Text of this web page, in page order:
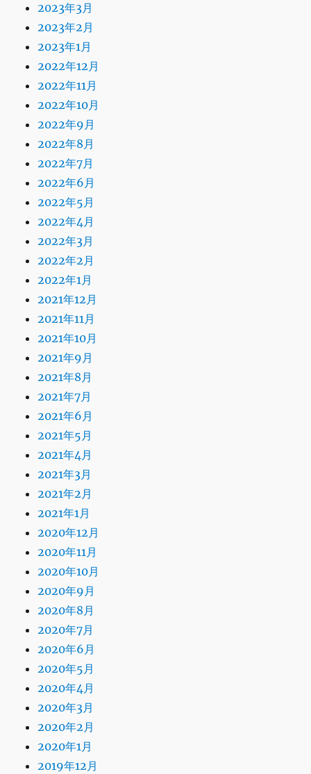
2023年3月
2023年2月
2023年1月
2022年12月
2022年11月
2022年10月
2022年9月
2022年8月
2022年7月
2022年6月
2022年5月
2022年4月
2022年3月
2022年2月
2022年1月
2021年12月
2021年11月
2021年10月
2021年9月
2021年8月
2021年7月
2021年6月
2021年5月
2021年4月
2021年3月
2021年2月
2021年1月
2020年12月
2020年11月
2020年10月
2020年9月
2020年8月
2020年7月
2020年6月
2020年5月
2020年4月
2020年3月
2020年2月
2020年1月
2019年12月